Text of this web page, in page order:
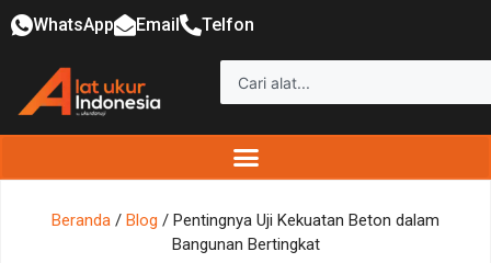
WhatsApp Email Telfon
Beranda / Blog / Pentingnya Uji Kekuatan Beton dalam
Bangunan Bertingkat